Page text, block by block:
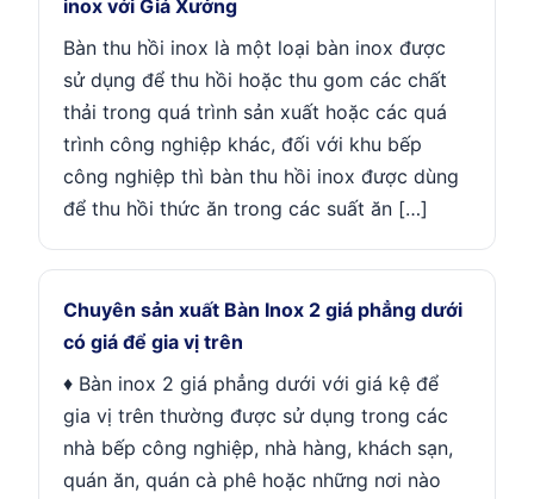
inox với Giá Xưởng
Bàn thu hồi inox là một loại bàn inox được
sử dụng để thu hồi hoặc thu gom các chất
thải trong quá trình sản xuất hoặc các quá
trình công nghiệp khác, đối với khu bếp
công nghiệp thì bàn thu hồi inox được dùng
để thu hồi thức ăn trong các suất ăn […]
Chuyên sản xuất Bàn Inox 2 giá phẳng dưới
có giá để gia vị trên
♦ Bàn inox 2 giá phẳng dưới với giá kệ để
gia vị trên thường được sử dụng trong các
nhà bếp công nghiệp, nhà hàng, khách sạn,
quán ăn, quán cà phê hoặc những nơi nào